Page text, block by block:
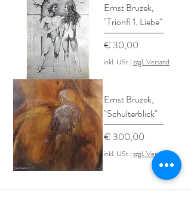
Ernst Bruzek,
"Trionfi 1. Liebe"
Preis
€ 30,00
inkl. USt |zzgl. Versand
Ernst Bruzek,
"Schulterblick"
Preis
€ 300,00
inkl. USt |zzgl. Versand